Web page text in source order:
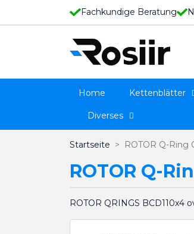
Fachkundige Beratung
Home Kettenblätter
Diverses
Startseite ROTOR Q-Ring
ROTOR Q-
ROTOR QRINGS